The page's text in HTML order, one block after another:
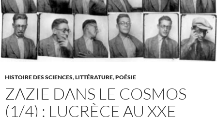
HISTOIRE DES SCIENCES,LITTÉRATURE,POÉSIE
ZAZIE DANS LE COSMOS
(1/4) : LUCRÈCE AU XXE